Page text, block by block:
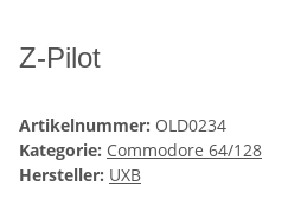
Z-Pilot
Artikelnummer: OLD0234
Kategorie: Commodore 64/128
Hersteller: UXB